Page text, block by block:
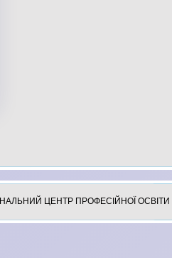
ЦЕНТР ПРОФЕСІЙНОЇ